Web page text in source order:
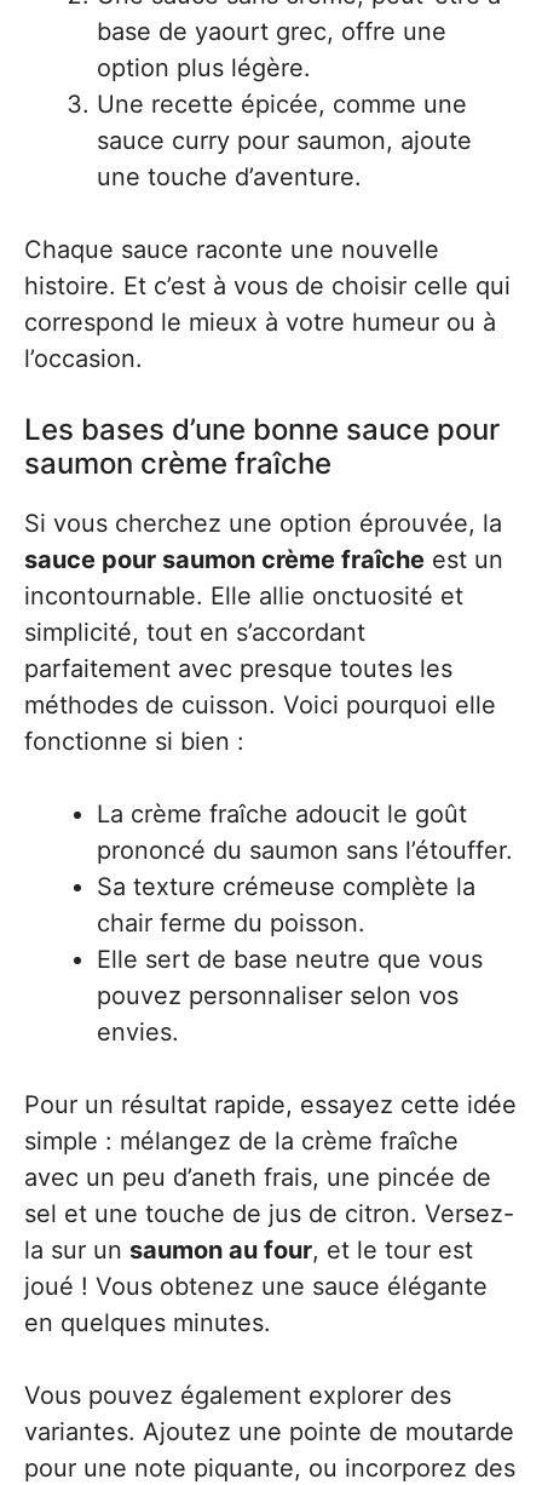
base de yaourt grec, offre une
option plus légère.
Une recette épicée, comme une
sauce curry pour saumon, ajoute
une touche d’aventure.
Chaque sauce raconte une nouvelle
histoire. Et c’est à vous de choisir celle qui
correspond le mieux à votre humeur ou à
l’occasion.
Les bases d’une bonne sauce pour
saumon crème fraîche
Si vous cherchez une option éprouvée, la
sauce pour saumon crème fraîche est un
incontournable. Elle allie onctuosité et
simplicité, tout en s’accordant
parfaitement avec presque toutes les
méthodes de cuisson. Voici pourquoi elle
fonctionne si bien :
La crème fraîche adoucit le goût
prononcé du saumon sans l’étouffer.
Sa texture crémeuse complète la
chair ferme du poisson.
Elle sert de base neutre que vous
pouvez personnaliser selon vos
envies.
Pour un résultat rapide, essayez cette idée
simple : mélangez de la crème fraîche
avec un peu d’aneth frais, une pincée de
sel et une touche de jus de citron. Versez-
la sur un saumon au four, et le tour est
joué ! Vous obtenez une sauce élégante
en quelques minutes.
Vous pouvez également explorer des
variantes. Ajoutez une pointe de moutarde
pour une note piquante, ou incorporez des